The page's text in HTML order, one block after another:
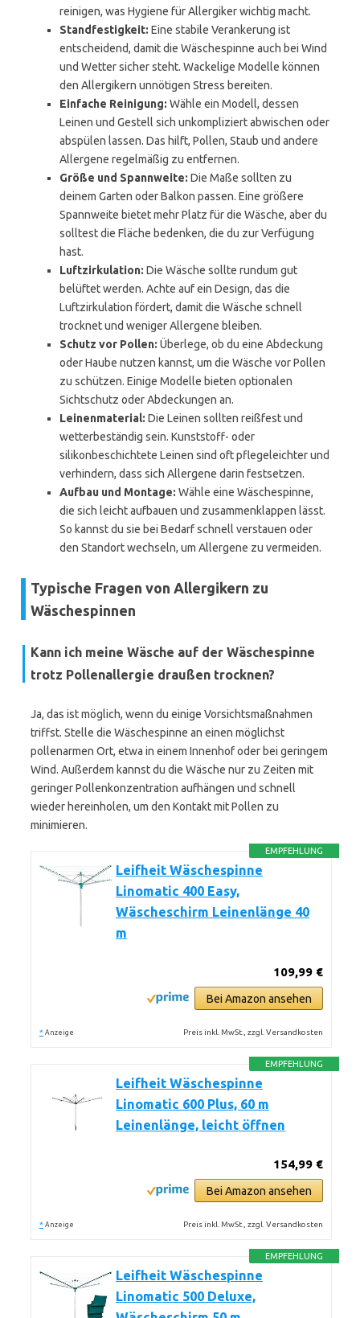
reinigen, was Hygiene für Allergiker wichtig macht.
Standfestigkeit: Eine stabile Verankerung ist
entscheidend, damit die Wäschespinne auch bei Wind
und Wetter sicher steht. Wackelige Modelle können
den Allergikern unnötigen Stress bereiten.
Einfache Reinigung: Wähle ein Modell, dessen
Leinen und Gestell sich unkompliziert abwischen oder
abspülen lassen. Das hilft, Pollen, Staub und andere
Allergene regelmäßig zu entfernen.
Größe und Spannweite: Die Maße sollten zu
deinem Garten oder Balkon passen. Eine größere
Spannweite bietet mehr Platz für die Wäsche, aber du
solltest die Fläche bedenken, die du zur Verfügung
hast.
Luftzirkulation: Die Wäsche sollte rundum gut
belüftet werden. Achte auf ein Design, das die
Luftzirkulation fördert, damit die Wäsche schnell
trocknet und weniger Allergene bleiben.
Schutz vor Pollen: Überlege, ob du eine Abdeckung
oder Haube nutzen kannst, um die Wäsche vor Pollen
zu schützen. Einige Modelle bieten optionalen
Sichtschutz oder Abdeckungen an.
Leinenmaterial: Die Leinen sollten reißfest und
wetterbeständig sein. Kunststoff- oder
silikonbeschichtete Leinen sind oft pflegeleichter und
verhindern, dass sich Allergene darin festsetzen.
Aufbau und Montage: Wähle eine Wäschespinne,
die sich leicht aufbauen und zusammenklappen lässt.
So kannst du sie bei Bedarf schnell verstauen oder
den Standort wechseln, um Allergene zu vermeiden.
Typische Fragen von Allergikern zu
Wäschespinnen
Kann ich meine Wäsche auf der Wäschespinne
trotz Pollenallergie draußen trocknen?
Ja, das ist möglich, wenn du einige Vorsichtsmaßnahmen
triffst. Stelle die Wäschespinne an einen möglichst
pollenarmen Ort, etwa in einem Innenhof oder bei geringem
Wind. Außerdem kannst du die Wäsche nur zu Zeiten mit
geringer Pollenkonzentration aufhängen und schnell
wieder hereinholen, um den Kontakt mit Pollen zu
minimieren.
EMPFEHLUNG
Leifheit Wäschespinne
Linomatic 400 Easy,
Wäscheschirm Leinenlänge 40
m
109,99 €
Bei Amazon ansehen
* Anzeige Preis inkl. MwSt., zzgl. Versandkosten
EMPFEHLUNG
Leifheit Wäschespinne
Linomatic 600 Plus, 60 m
Leinenlänge, leicht öffnen
154,99 €
Bei Amazon ansehen
* Anzeige Preis inkl. MwSt., zzgl. Versandkosten
EMPFEHLUNG
Leifheit Wäschespinne
Linomatic 500 Deluxe,